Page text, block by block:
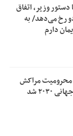
دستور وزیر، اتفاق
رخ می‌دهد/ به
دارم
محرومیت مراکش
۲۰۳۰ شد